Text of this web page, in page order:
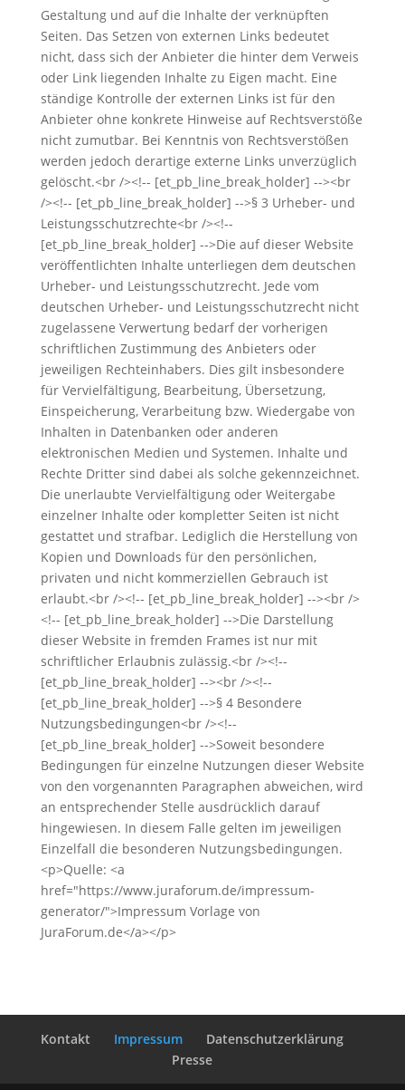
Gestaltung und auf die Inhalte der verknüpften
Seiten. Das Setzen von externen Links bedeutet
nicht, dass sich der Anbieter die hinter dem Verweis
oder Link liegenden Inhalte zu Eigen macht. Eine
ständige Kontrolle der externen Links ist für den
Anbieter ohne konkrete Hinweise auf Rechtsverstöße
nicht zumutbar. Bei Kenntnis von Rechtsverstößen
werden jedoch derartige externe Links unverzüglich
gelöscht.<br /><!-- [et_pb_line_break_holder] --><br
/><!-- [et_pb_line_break_holder] -->§ 3 Urheber- und
Leistungsschutzrechte<br /><!--
[et_pb_line_break_holder] -->Die auf dieser Website
veröffentlichten Inhalte unterliegen dem deutschen
Urheber- und Leistungsschutzrecht. Jede vom
deutschen Urheber- und Leistungsschutzrecht nicht
zugelassene Verwertung bedarf der vorherigen
schriftlichen Zustimmung des Anbieters oder
jeweiligen Rechteinhabers. Dies gilt insbesondere
für Vervielfältigung, Bearbeitung, Übersetzung,
Einspeicherung, Verarbeitung bzw. Wiedergabe von
Inhalten in Datenbanken oder anderen
elektronischen Medien und Systemen. Inhalte und
Rechte Dritter sind dabei als solche gekennzeichnet.
Die unerlaubte Vervielfältigung oder Weitergabe
einzelner Inhalte oder kompletter Seiten ist nicht
gestattet und strafbar. Lediglich die Herstellung von
Kopien und Downloads für den persönlichen,
privaten und nicht kommerziellen Gebrauch ist
erlaubt.<br /><!-- [et_pb_line_break_holder] --><br />
<!-- [et_pb_line_break_holder] -->Die Darstellung
dieser Website in fremden Frames ist nur mit
schriftlicher Erlaubnis zulässig.<br /><!--
[et_pb_line_break_holder] --><br /><!--
[et_pb_line_break_holder] -->§ 4 Besondere
Nutzungsbedingungen<br /><!--
[et_pb_line_break_holder] -->Soweit besondere
Bedingungen für einzelne Nutzungen dieser Website
von den vorgenannten Paragraphen abweichen, wird
an entsprechender Stelle ausdrücklich darauf
hingewiesen. In diesem Falle gelten im jeweiligen
Einzelfall die besonderen Nutzungsbedingungen.
<p>Quelle: <a
href="https://www.juraforum.de/impressum-
generator/">Impressum Vorlage von
JuraForum.de</a></p>
Kontakt Impressum
Datenschutzerklärung
Presse